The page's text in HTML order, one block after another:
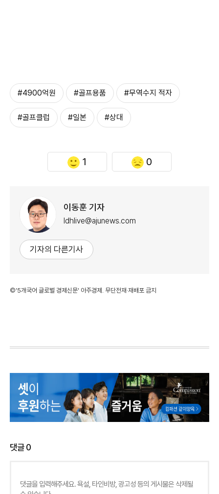
#4900억원 #골프용품 #무역수지 적자
#골프클럽 #일본 #상대
1 0
이동훈 기자
ldhlive@ajunews.com
기자의 다른기사
©'5개국어 글로벌 경제신문' 아주경제. 무단전재·재배포 금지
댓글0